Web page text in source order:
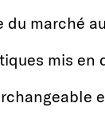
du marché
mis en